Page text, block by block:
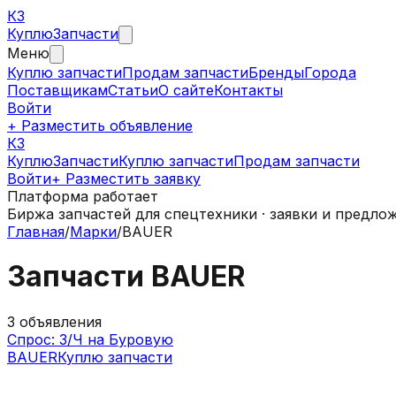
КЗ
КуплюЗапчасти
Меню
Куплю запчастиПродам запчастиБрендыГорода
ПоставщикамСтатьиО сайтеКонтакты
Войти
+ Разместить объявление
КЗ
КуплюЗапчастиКуплю запчастиПродам запчасти
Войти+ Разместить заявку
Платформа работает
Биржа запчастей для спецтехники · заявки и
Главная/Марки/BAUER
Запчасти BAUER
3 объявления
Спрос: З/Ч на Буровую
BAUERКуплю запчасти